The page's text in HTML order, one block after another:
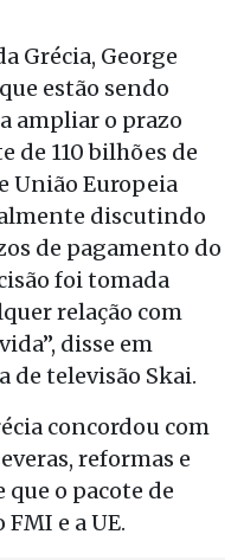
Grécia, George
estão sendo
ampliar o prazo
de 110 bilhões de
União Europeia
discutindo
de pagamento do
foi tomada
relação com
disse em
de televisão Skai.
concordou com
reformas e
o pacote de
e a UE.